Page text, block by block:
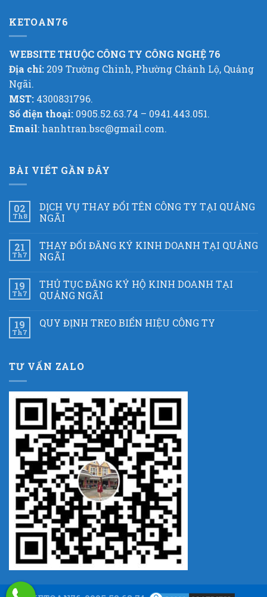
KETOAN76
WEBSITE THUỘC CÔNG TY CÔNG NGHỆ 76
Địa chỉ: 209 Trường Chinh, Phường Chánh Lộ, Quảng
Ngãi.
MST: 4300831796.
Số điện thoại: 0905.52.63.74 – 0941.443.051.
Email: hanhtran.bsc@gmail.com.
BÀI VIẾT GẦN ĐÂY
02
Th8
DỊCH VỤ THAY ĐỔI TÊN CÔNG TY TẠI QUẢNG
NGÃI
21
Th7
THAY ĐỔI ĐĂNG KÝ KINH DOANH TẠI QUẢNG
NGÃI
19
Th7
THỦ TỤC ĐĂNG KÝ HỘ KINH DOANH TẠI
QUẢNG NGÃI
19
Th7
QUY ĐỊNH TREO BIỂN HIỆU CÔNG TY
TƯ VẤN ZALO